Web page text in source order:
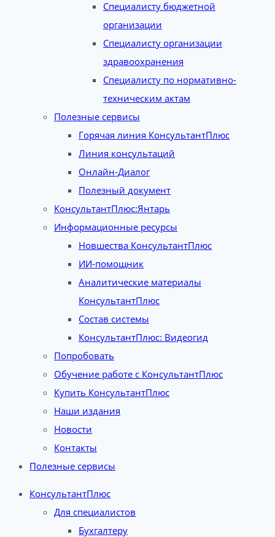
Специалисту бюджетной
организации
Специалисту организации
здравоохранения
Специалисту по нормативно-
техническим актам
Полезные сервисы
Горячая линия КонсультантПлюс
Линия консультаций
Онлайн-Диалог
Полезный документ
КонсультантПлюс:Янтарь
Информационные ресурсы
Новшества КонсультантПлюс
ИИ-помощник
Аналитические материалы
КонсультантПлюс
Состав системы
КонсультантПлюс: Видеогид
Попробовать
Обучение работе с КонсультантПлюс
Купить КонсультантПлюс
Наши издания
Новости
Контакты
Полезные сервисы
КонсультантПлюс
Для специалистов
Бухгалтеру